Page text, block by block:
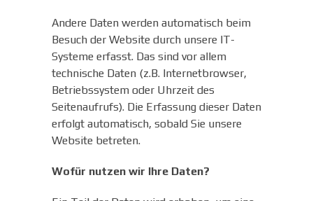
Andere Daten werden automatisch beim
Besuch der Website durch unsere IT-
Systeme erfasst. Das sind vor allem
technische Daten (z.B. Internetbrowser,
Betriebssystem oder Uhrzeit des
Seitenaufrufs). Die Erfassung dieser Daten
erfolgt automatisch, sobald Sie unsere
Website betreten.
Wofür nutzen wir Ihre Daten?